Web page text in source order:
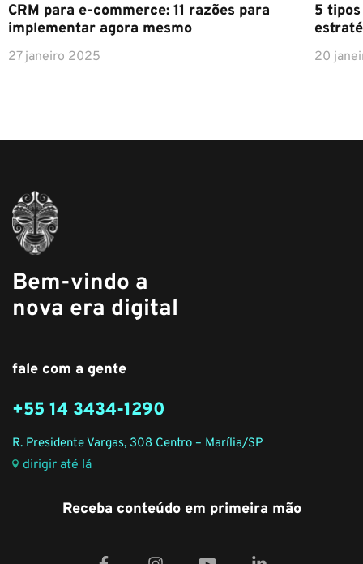
CRM para e-commerce: 11 razões para
implementar agora mesmo
27 janeiro 2025
5
20
Bem-vindo a
nova era digital
fale com a gente
+55 14 3434-1290
R. Presidente Vargas, 308 Centro – Marília/SP
dirigir até lá
Receba conteúdo em primeira mão